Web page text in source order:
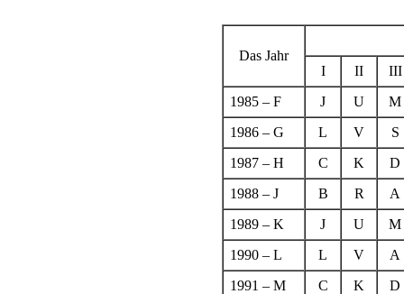
Das Jahr
I
II
III
1985 – F
J U
M
1986 – G
L V
S
1987 – H
C K
D
1988 – J
B R
A
1989 – K
J U
M
1990 – L
L V
A
1991 – M
C K
D